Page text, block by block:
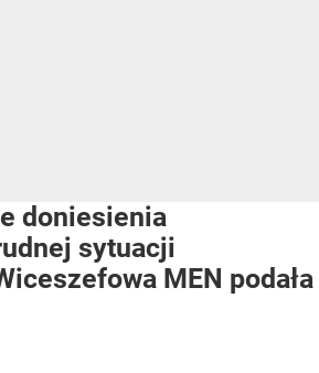
doniesienia
sytuacji
MEN podała